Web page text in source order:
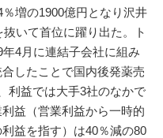
増の1900億円となり沢井
いて首位に躍り出た。ト
4月に連結子会社に組み
したことで国内後発薬売
利益では大手3社のなかで
益（営業利益から一時的
益を指す）は40％減の80